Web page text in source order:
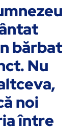
bărbat
Nu
noi
între